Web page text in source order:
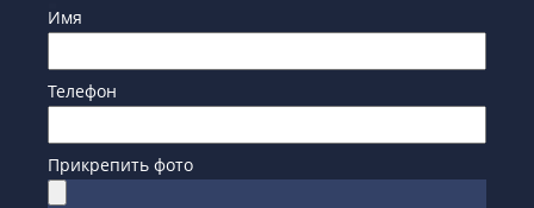
Имя
Телефон
Прикрепить фото